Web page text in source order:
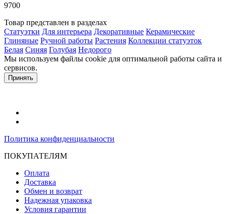
9700
Товар представлен в разделах
Статуэтки Для интерьера Декоративные Керамические
Глиняные Ручной работы Растения Коллекции статуэток
Белая Синяя Голубая Недорого
Мы используем файлы cookie для оптимальной работы сайта и
сервисов.
Принять
Политика конфиденциальности
ПОКУПАТЕЛЯМ
Оплата
Доставка
Обмен и возврат
Надежная упаковка
Условия гарантии